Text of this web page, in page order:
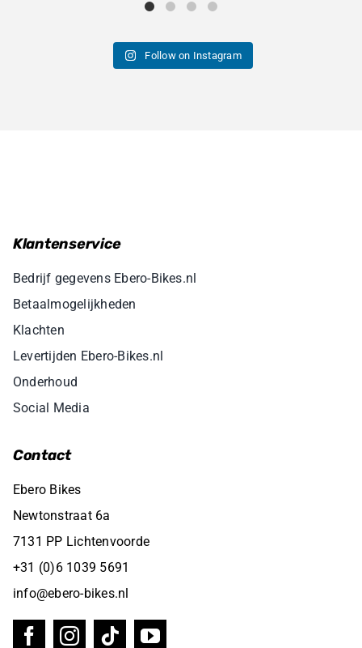
Follow on Instagram
Klantenservice
Bedrijf gegevens Ebero-Bikes.nl
Betaalmogelijkheden
Klachten
Levertijden Ebero-Bikes.nl
Onderhoud
Social Media
Contact
Ebero Bikes
Newtonstraat 6a
7131 PP Lichtenvoorde
+31 (0)6 1039 5691
info@ebero-bikes.nl